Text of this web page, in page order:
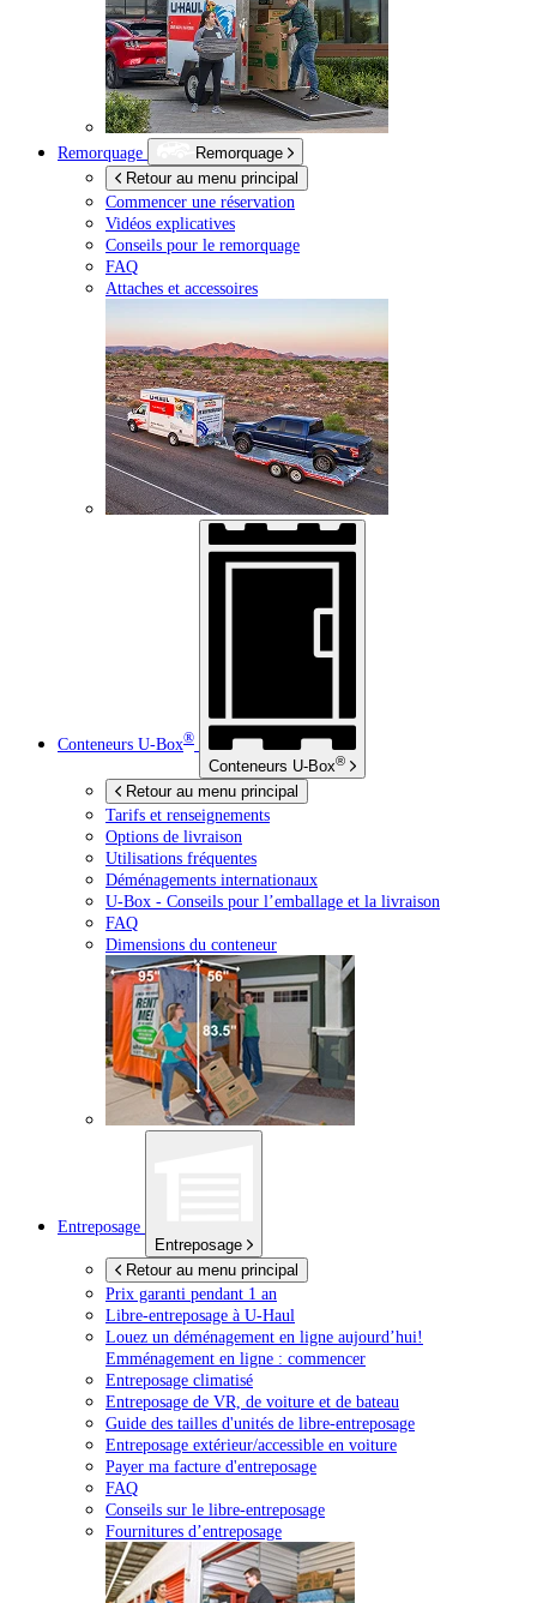
Remorquage
Remorquage
Retour au menu principal
Commencer une réservation
Vidéos explicatives
Conseils pour le remorquage
FAQ
Attaches et accessoires
Conteneurs U-Box®
Conteneurs U-Box®
Retour au menu principal
Tarifs et renseignements
Options de livraison
Utilisations fréquentes
Déménagements internationaux
U-Box - Conseils pour l’emballage et la livraison
FAQ
Dimensions du conteneur
Entreposage
Entreposage
Retour au menu principal
Prix garanti pendant 1 an
Libre-entreposage à U-Haul
Louez un déménagement en ligne aujourd’hui!
Emménagement en ligne : commencer
Entreposage climatisé
Entreposage de VR, de voiture et de bateau
Guide des tailles d'unités de libre-entreposage
Entreposage extérieur/accessible en voiture
Payer ma facture d'entreposage
FAQ
Conseils sur le libre-entreposage
Fournitures d’entreposage